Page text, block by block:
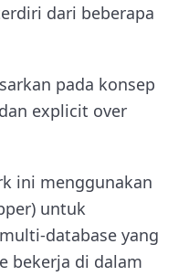
dari beberapa
pada konsep
explicit over
ini menggunakan
untuk
database yang
bekerja di dalam